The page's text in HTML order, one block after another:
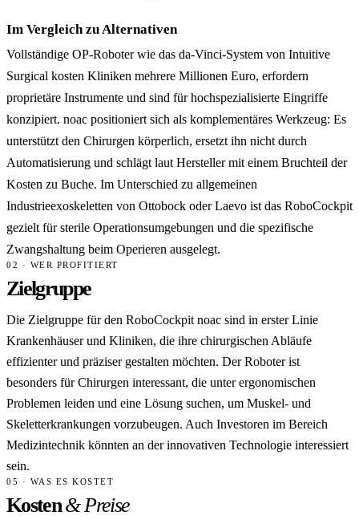
Im Vergleich zu Alternativen
Vollständige OP-Roboter wie das da-Vinci-System von Intuitive
Surgical kosten Kliniken mehrere Millionen Euro, erfordern
proprietäre Instrumente und sind für hochspezialisierte Eingriffe
konzipiert. noac positioniert sich als komplementäres Werkzeug: Es
unterstützt den Chirurgen körperlich, ersetzt ihn nicht durch
Automatisierung und schlägt laut Hersteller mit einem Bruchteil der
Kosten zu Buche. Im Unterschied zu allgemeinen
Industrieexoskeletten von Ottobock oder Laevo ist das RoboCockpit
gezielt für sterile Operationsumgebungen und die spezifische
Zwangshaltung beim Operieren ausgelegt.
02 · WER PROFITIERT
Zielgruppe
Die Zielgruppe für den RoboCockpit noac sind in erster Linie
Krankenhäuser und Kliniken, die ihre chirurgischen Abläufe
effizienter und präziser gestalten möchten. Der Roboter ist
besonders für Chirurgen interessant, die unter ergonomischen
Problemen leiden und eine Lösung suchen, um Muskel- und
Skeletterkrankungen vorzubeugen. Auch Investoren im Bereich
Medizintechnik könnten an der innovativen Technologie interessiert
sein.
05 · WAS ES KOSTET
Kosten& Preise